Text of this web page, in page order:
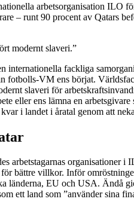
arbetsorganisation ILO
– runt 90 procent av Qatars
modernt slaveri.”
fackliga
fotbolls-VM ens börjat.
slaveri för
eller ens lämna en
i landet i åratal genom att
arbetstagarnas
bättre villkor. Inför
länderna, EU och USA. Ändå
ett land som ”använder sina